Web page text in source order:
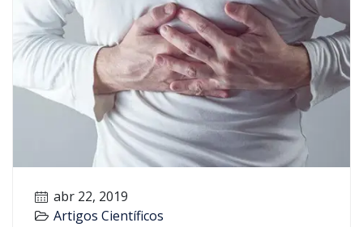
abr 22, 2019
Artigos Científicos